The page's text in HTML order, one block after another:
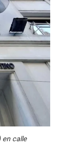
en calle